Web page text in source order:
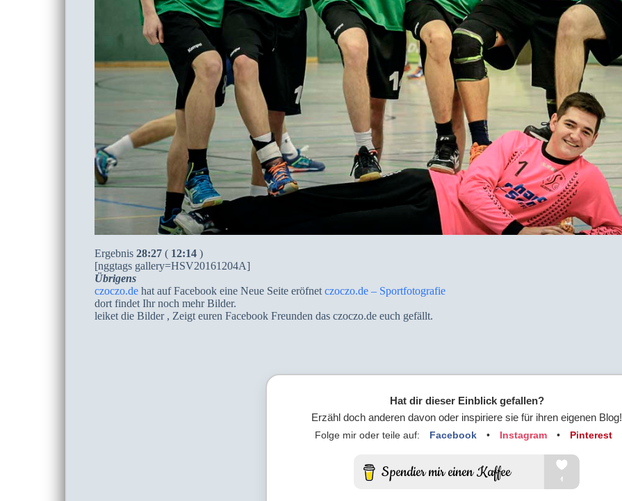
Ergebnis 28:27( 12:14)
[nggtags gallery=HSV20161204A]
Übrigens
czoczo.dehat auf Facebook eine Neue Seite eröfnet czoczo.de – Sportfotografie
dort findet Ihr noch mehr Bilder.
leiket die Bilder , Zeigt euren Facebook Freunden das czoczo.de euch gefällt.
Hat dir dieser Einblick gefallen?
Erzähl doch anderen davon oder inspiriere sie für ihren eigenen Blog!
Folge mir oder teile auf: Facebook • Instagram • Pinterest